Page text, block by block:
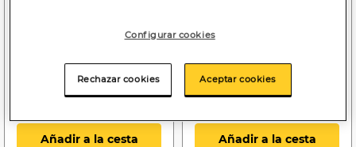
Pepinillos El Faro tarro de
Añadir a la cesta
Banderillas dulces en
150g
Añadir a la cesta
Configurar cookies
Rechazar cookies Aceptar cookies